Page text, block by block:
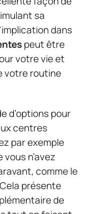
sa
dans
peut être
votre vie et
votre routine
d’options pour
centres
par exemple
n’avez
comme le
présente
de